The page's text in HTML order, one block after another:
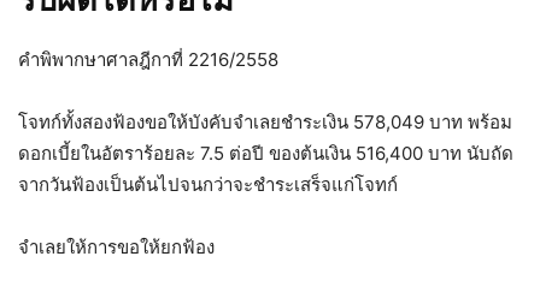
คำพิพากษาศาลฎีกาที่ 2216/2558
โจทก์ทั้งสองฟ้องขอให้บังคับจำเลยชำระเงิน 578,049 บาท พร้อม
ดอกเบี้ยในอัตราร้อยละ 7.5 ต่อปี ของต้นเงิน 516,400 บาท นับถัด
จากวันฟ้องเป็นต้นไปจนกว่าจะชำระเสร็จแก่โจทก์
จำเลยให้การขอให้ยกฟ้อง